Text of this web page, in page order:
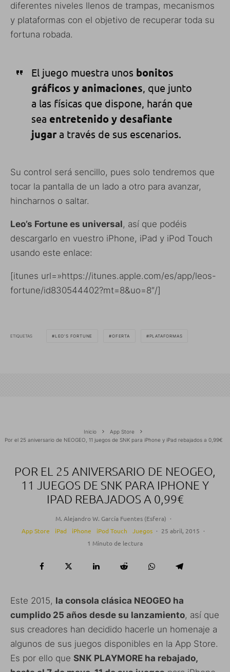
diferentes niveles llenos de trampas, mecanismos
y plataformas con el objetivo de recuperar toda su
fortuna robada.
El juego muestra unos bonitos
gráficos y animaciones, que junto
a las físicas que dispone, harán que
sea entretenido y desafiante
jugara través de sus escenarios.
Su control será sencillo, pues solo tendremos que
tocar la pantalla de un lado a otro para avanzar,
hincharnos o saltar.
Leo’s Fortune es universal, así que podéis
descargarlo en vuestro iPhone, iPad y iPod Touch
usando este enlace:
[itunes url=»https://itunes.apple.com/es/app/leos-
fortune/id830544402?mt=8&uo=8″/]
ETIQUETAS LEO'S FORTUNE OFERTA PLATAFORMAS
Inicio
App Store
Por el 25 aniversario de NEOGEO, 11 juegos de SNK para iPhone y iPad rebajados a 0,99€
POR EL 25 ANIVERSARIO DE NEOGEO,
11 JUEGOS DE SNK PARA IPHONE Y
IPAD REBAJADOS A 0,99€
M. Alejandro W. García Fuentes (Esfera) ·
App Store
iPad iPhone iPod Touch Juegos · 25 abril, 2015 ·
1 Minuto de lectura
Este 2015, la consola clásica NEOGEO ha
cumplido 25 años desde su lanzamiento, así que
sus creadores han decidido hacerle un homenaje a
algunos de sus juegos disponibles en la App Store.
Es por ello que SNK PLAYMORE ha rebajado,